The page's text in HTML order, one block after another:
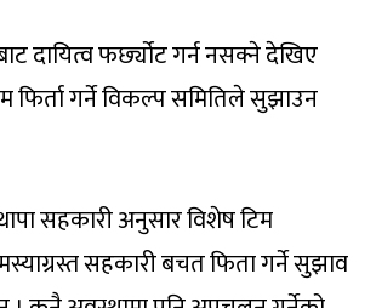
दायित्व फर्छ्योट गर्न नसक्ने देखिए
गर्ने विकल्प समितिले सुझाउन
सहकारी अनुसार विशेष टिम
सहकारी बचत फिता गर्ने सुझाव